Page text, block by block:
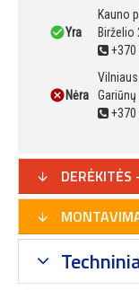
Yra
Kauno
Birželio
+370
Nėra
+370